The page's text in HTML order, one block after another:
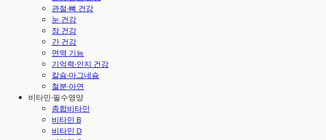
관절·뼈 건강
눈 건강
장 건강
간 건강
면역 기능
기억력·인지 건강
칼슘·마그네슘
철분·아연
비타민·필수영양
종합비타민
비타민 B
비타민 D